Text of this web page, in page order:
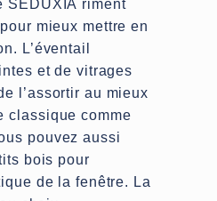
SEDUXIA riment
mieux mettre en
L’éventail
et de vitrages
l’assortir au mieux
classique comme
pouvez aussi
bois pour
de la fenêtre. La